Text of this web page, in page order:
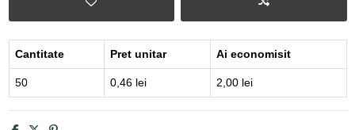
Cantitate Pret unitar Ai economisit
50 0,46 lei 2,00 lei